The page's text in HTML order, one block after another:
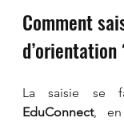
Comment
d’orientation
La saisie se
EduConnect, en